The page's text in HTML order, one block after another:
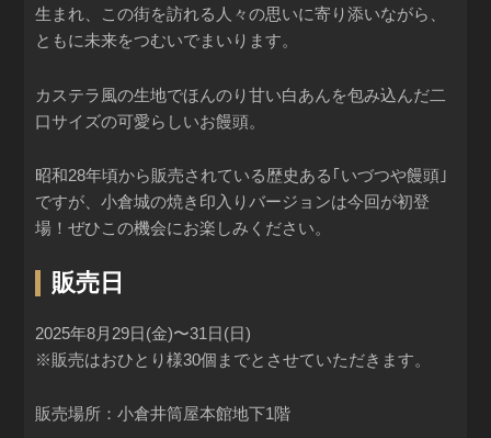
生まれ、この街を訪れる人々の思いに寄り添いながら、
ともに未来をつむいでまいります。
カステラ風の生地でほんのり甘い白あんを包み込んだ二
口サイズの可愛らしいお饅頭。
昭和28年頃から販売されている歴史ある｢いづつや饅頭｣
ですが、小倉城の焼き印入りバージョンは今回が初登
場！ぜひこの機会にお楽しみください。
販売日
2025年8月29日(金)〜31日(日)
※販売はおひとり様30個までとさせていただきます。
販売場所：小倉井筒屋本館地下1階